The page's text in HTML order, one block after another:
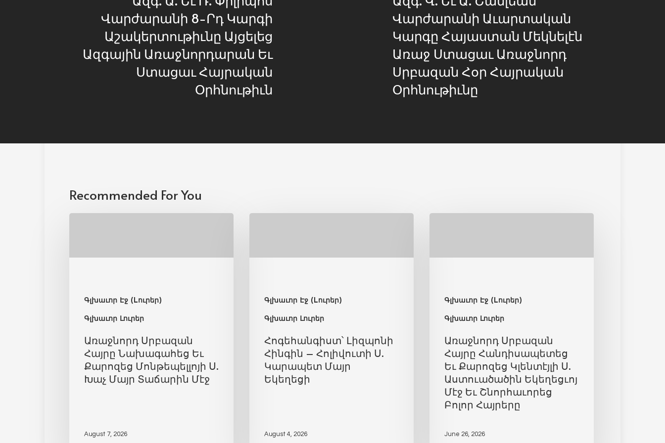
Վարժարանի 8-Րդ Կարգի
Աշակերտութիւնը Այցելեց
Ազգային Առաջնորդարան Եւ
Ստացաւ Հայրական
Օրհնութիւն
Վարժարանի Աւարտական
Կարգը Հայաստան Մեկնելէն
Առաջ Ստացաւ Առաջնորդ
Սրբազան Հօր Հայրական
Օրհնութիւնը
Recommended For You
Գլխաւոր Էջ (Lուրեր)
Գլխաւոր Լուրեր
Առաջնորդ Սրբազան
Հայրը Նախագահեց Եւ
Քարոզեց Մոնթեպելլոյի Ս.
Խաչ Մայր Տաճարին Մէջ
August 7, 2026
Գլխաւոր Էջ (Lուրեր)
Գլխաւոր Լուրեր
Հոգեհանգիստ՝ Լիզպոնի
Հինգին – Հոլիվուտի Ս.
Կարապետ Մայր
Եկեղեցի
August 4, 2026
Գլխաւոր Էջ (Lուրեր)
Գլխաւոր Լուրեր
Առաջնորդ Սրբազան
Հայրը Հանդիսապետեց
Եւ Քարոզեց Կլենտէյլի Ս.
Աստուածածին Եկեղեցւոյ
Մէջ Եւ Շնորհաւորեց
Բոլոր Հայրերը
June 26, 2026